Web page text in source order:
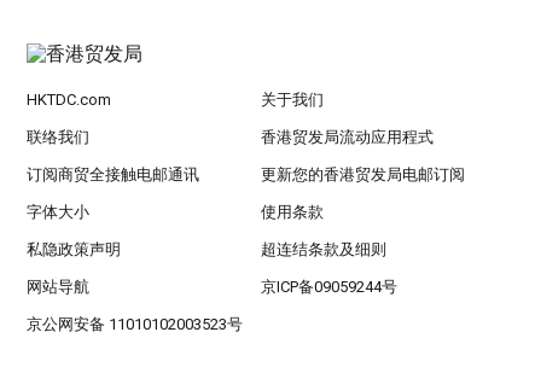
HKTDC.com 关于我们
联络我们 香港贸发局流动应用程式
订阅商贸全接触电邮通讯 更新您的香港贸发局电邮订阅
字体大小 使用条款
私隐政策声明 超连结条款及细则
网站导航 京ICP备09059244号
京公网安备 11010102003523号